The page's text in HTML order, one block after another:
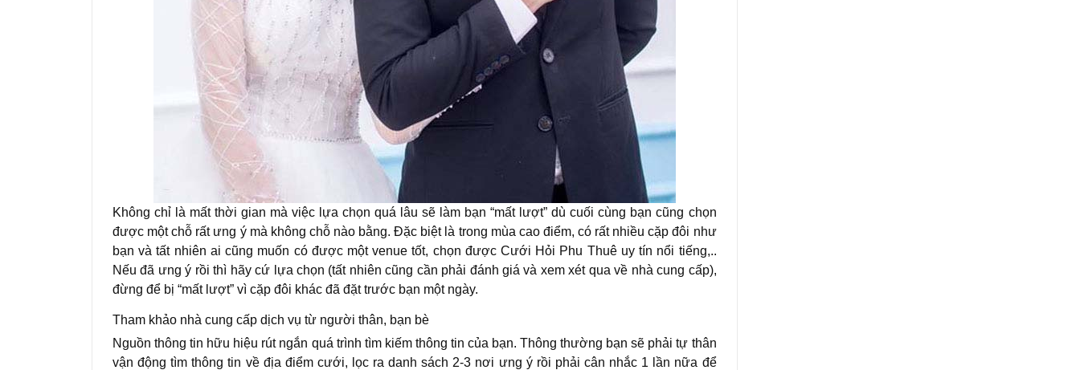
Không chỉ là mất thời gian mà việc lựa chọn quá lâu sẽ làm bạn “mất lượt” dù cuối cùng bạn cũng chọn
được một chỗ rất ưng ý mà không chỗ nào bằng. Đặc biệt là trong mùa cao điểm, có rất nhiều cặp đôi như
bạn và tất nhiên ai cũng muốn có được một venue tốt, chọn được Cưới Hỏi Phu Thuê uy tín nổi tiếng,..
Nếu đã ưng ý rồi thì hãy cứ lựa chọn (tất nhiên cũng cần phải đánh giá và xem xét qua về nhà cung cấp),
đừng để bị “mất lượt” vì cặp đôi khác đã đặt trước bạn một ngày.
Tham khảo nhà cung cấp dịch vụ từ người thân, bạn bè
Nguồn thông tin hữu hiệu rút ngắn quá trình tìm kiếm thông tin của bạn. Thông thường bạn sẽ phải tự thân
vận động tìm thông tin về địa điểm cưới, lọc ra danh sách 2-3 nơi ưng ý rồi phải cân nhắc 1 lần nữa để